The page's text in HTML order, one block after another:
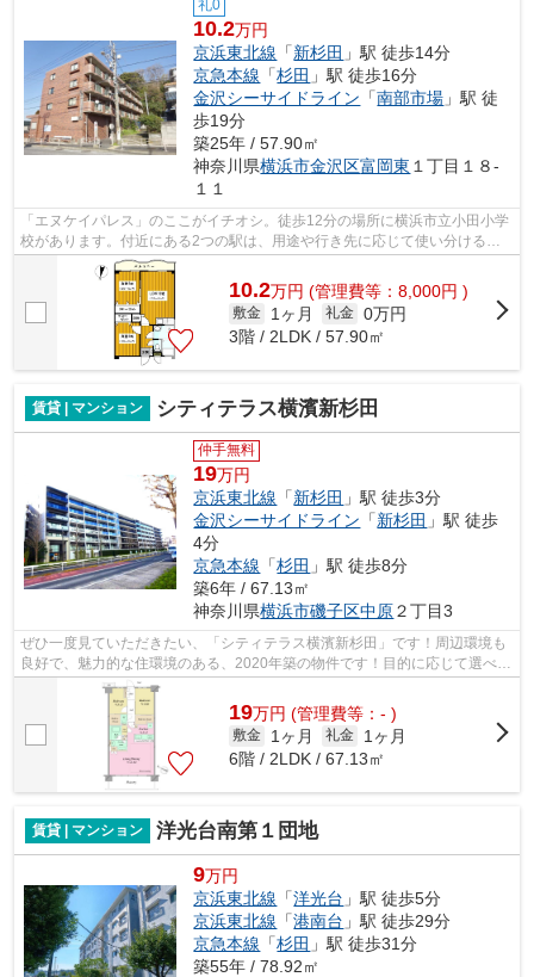
礼0
10.2万円
京浜東北線 「新杉田 」駅 徒歩14分
京急本線 「杉田 」駅 徒歩16分
金沢シーサイドライン 「南部市場 」駅 徒
歩19分
築25年 / 57.90㎡
神奈川県横浜市金沢区富岡東 １丁目１８-
１１
「エヌケイパレス」のここがイチオシ。徒歩12分の場所に横浜市立小田小学
校があります。付近にある2つの駅は、用途や行き先に応じて使い分けるこ
とができます。エレベーター付きの物件...
10.2万円 (管理費等：8,000円 )
敷金 1ヶ月 礼金 0万円
3階 / 2LDK / 57.90㎡
賃貸 | マンション シティテラス横濱新杉田
仲手無料
19万円
京浜東北線 「新杉田 」駅 徒歩3分
金沢シーサイドライン 「新杉田 」駅 徒歩
4分
京急本線 「杉田 」駅 徒歩8分
築6年 / 67.13㎡
神奈川県横浜市磯子区中原２丁目3
ぜひ一度見ていただきたい、「シティテラス横濱新杉田」です！周辺環境も
良好で、魅力的な住環境のある、2020年築の物件です！目的に応じて選べる
2駅利用可能なマンションです！外観タ...
19万円 (管理費等：- )
敷金 1ヶ月 礼金
1ヶ月
6階 / 2LDK / 67.13㎡
賃貸 | マンション 洋光台南第１団地
9万円
京浜東北線 「洋光台 」駅 徒歩5分
京浜東北線 「港南台 」駅 徒歩29分
京急本線 「杉田 」駅 徒歩31分
築55年 / 78.92㎡